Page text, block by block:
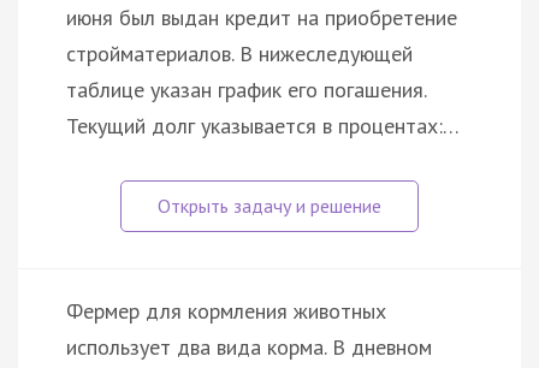
июня был выдан кредит на приобретение
стройматериалов. В нижеследующей
таблице указан график его погашения.
Текущий долг указывается в процентах:…
Фермер для кормления животных
использует два вида корма. В дневном